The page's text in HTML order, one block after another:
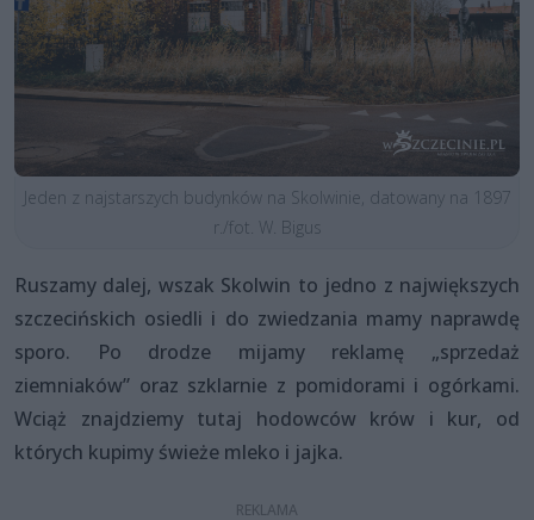
Jeden z najstarszych budynków na Skolwinie, datowany na 1897
r./fot. W. Bigus
Ruszamy dalej, wszak Skolwin to jedno z największych
szczecińskich osiedli i do zwiedzania mamy naprawdę
sporo. Po drodze mijamy reklamę „sprzedaż
ziemniaków” oraz szklarnie z pomidorami i ogórkami.
Wciąż znajdziemy tutaj hodowców krów i kur, od
których kupimy świeże mleko i jajka.